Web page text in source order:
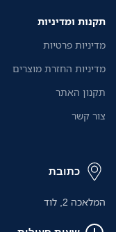
תקנות ומדיניות
מדיניות פרטיות
מדיניות החזרת מוצרים
תקנון האתר
צור קשר
כתובת
המלאכה 2, לוד